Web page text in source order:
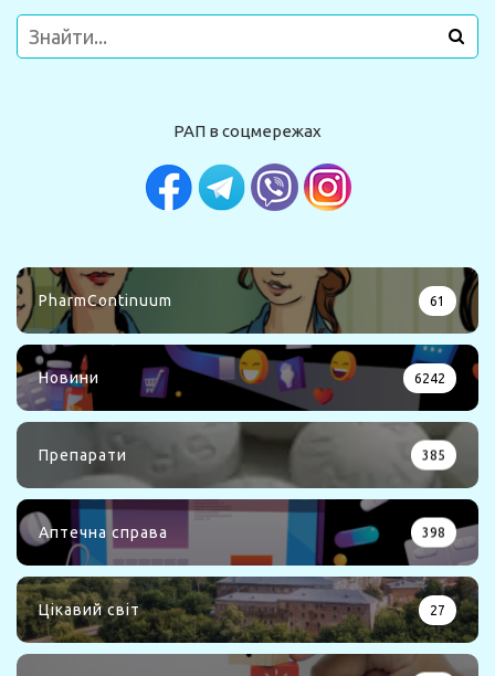
РАП в соцмережах
PharmContinuum 61
Новини 6242
Препарати 385
Аптечна справа 398
Цікавий світ 27